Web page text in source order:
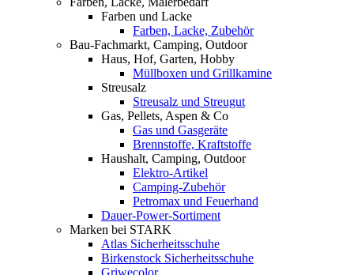
Farben und Lacke
Farben, Lacke, Zubehör
Bau-Fachmarkt, Camping, Outdoor
Haus, Hof, Garten, Hobby
Müllboxen und Grillkamine
Streusalz
Streusalz und Streugut
Gas, Pellets, Aspen & Co
Gas und Gasgeräte
Brennstoffe, Kraftstoffe
Haushalt, Camping, Outdoor
Elektro-Artikel
Camping-Zubehör
Petromax und Feuerhand
Dauer-Power-Sortiment
Marken bei STARK
Atlas Sicherheitsschuhe
Birkenstock Sicherheitsschuhe
Griwecolor